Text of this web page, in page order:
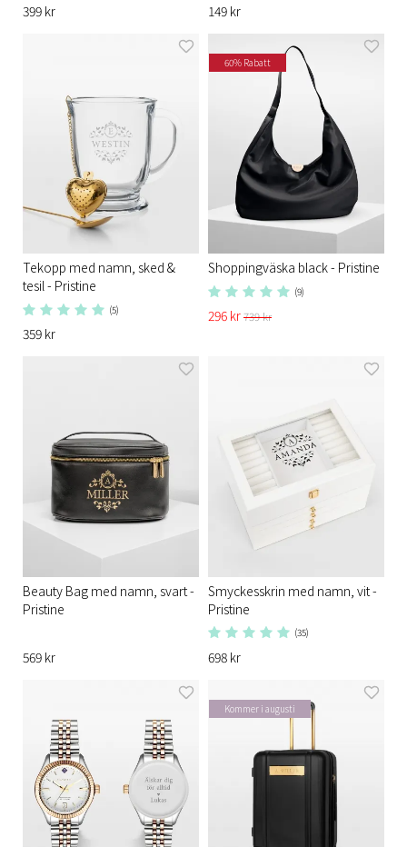
399 kr 149 kr
Tekopp med namn, sked &
tesil - Pristine
(5)
359 kr
60% Rabatt
Shoppingväska black - Pristine​
(9)
296 kr739 kr
Beauty Bag med namn, svart -
Pristine
569 kr
Smyckesskrin med namn, vit -
Pristine
(35)
698 kr
Kommer i augusti